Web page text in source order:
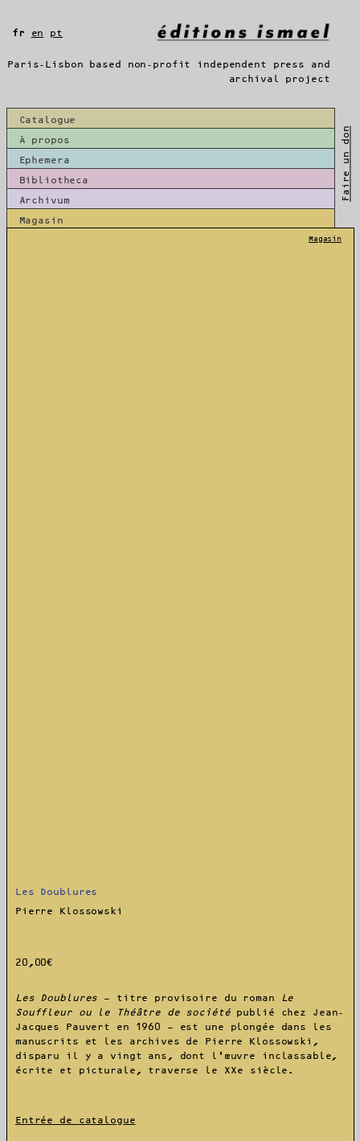
Paris-Lisbon based non-profit independent press and
archival project
Catalogue
À propos
Ephemera
Bibliotheca
Archivum
Magasin
Faire un don
fr en pt
Magasin
Les Doublures
Pierre Klossowski
20,00€
Les Doublures – titre provisoire du roman
Le
Souffleur ou le Théâtre de sociétépublié chez Jean-
Jacques Pauvert en 1960 – est une plongée dans les
manuscrits et les archives de Pierre Klossowski,
disparu il y a vingt ans, dont l’œuvre inclassable,
écrite et picturale, traverse le XX e siècle.
Entrée de catalogue